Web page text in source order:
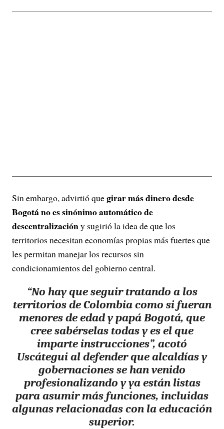
Sin embargo, advirtió quegirar más dinero desde
Bogotá no es sinónimo automático de
descentralizacióny sugirió la idea de que los
territorios necesitan economías propias más fuertes que
les permitan manejar los recursos sin
condicionamientos del gobierno central.
“No hay que seguir tratando a los
territorios de Colombia como si fueran
menores de edad y papá Bogotá, que
cree sabérselas todas y es el que
imparte instrucciones”, acotó
Uscátegui al defender que alcaldías y
gobernaciones se han venido
profesionalizando y ya están listas
para asumir más funciones, incluidas
algunas relacionadas con la educación
superior.